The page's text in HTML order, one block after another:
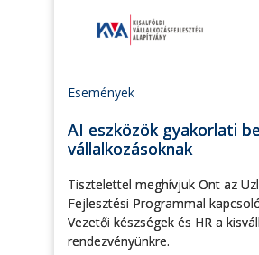
Események
AI eszközök gyakorlati
vállalkozásoknak
Tisztelettel meghívjuk Önt az
Fejlesztési Programmal
Vezetői készségek és HR a
rendezvényünkre.